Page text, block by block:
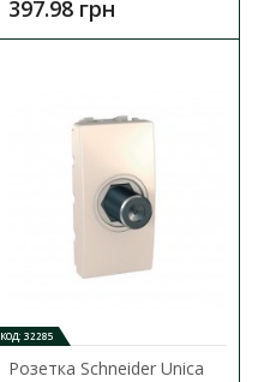
с двумя
экраном из алюмини..
397.98 грн
КОД: 32285
Розетка Schneider Unica